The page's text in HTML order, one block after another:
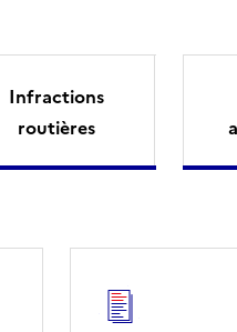
Infractions
routières